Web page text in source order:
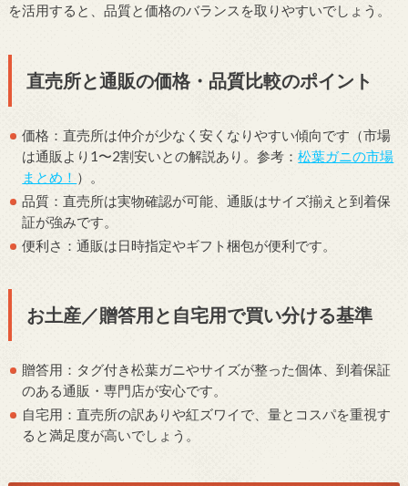
を活用すると、品質と価格のバランスを取りやすいでしょう。
直売所と通販の価格・品質比較のポイント
価格：直売所は仲介が少なく安くなりやすい傾向です（市場
は通販より1〜2割安いとの解説あり。参考：松葉ガニの市場
まとめ！ ）。
品質：直売所は実物確認が可能、通販はサイズ揃えと到着保
証が強みです。
便利さ：通販は日時指定やギフト梱包が便利です。
お土産／贈答用と自宅用で買い分ける基準
贈答用：タグ付き松葉ガニやサイズが整った個体、到着保証
のある通販・専門店が安心です。
自宅用：直売所の訳ありや紅ズワイで、量とコスパを重視す
ると満足度が高いでしょう。